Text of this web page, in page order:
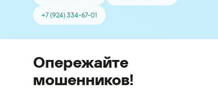
+7 (924) 334-67-01
Опережайте
мошенников!